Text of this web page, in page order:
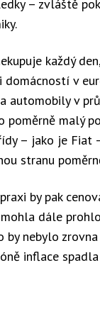
– zvláště
každý
v
automobily v
poměrně malý
– jako je Fiat
stranu
by pak
dále
by nebylo
inflace